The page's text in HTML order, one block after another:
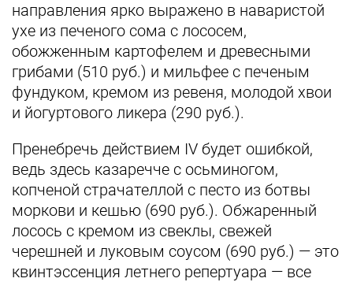
направления ярко выражено в наваристой
ухе из печеного сома с лососем,
обожженным картофелем и древесными
грибами (510 руб.) и мильфее с печеным
фундуком, кремом из ревеня, молодой хвои
и йогуртового ликера (290 руб.).
Пренебречь действием IV будет ошибкой,
ведь здесь казаречче с осьминогом,
копченой страчателлой с песто из ботвы
моркови и кешью (690 руб.). Обжаренный
лосось с кремом из свеклы, свежей
черешней и луковым соусом (690 руб.) — это
квинтэссенция летнего репертуара — все